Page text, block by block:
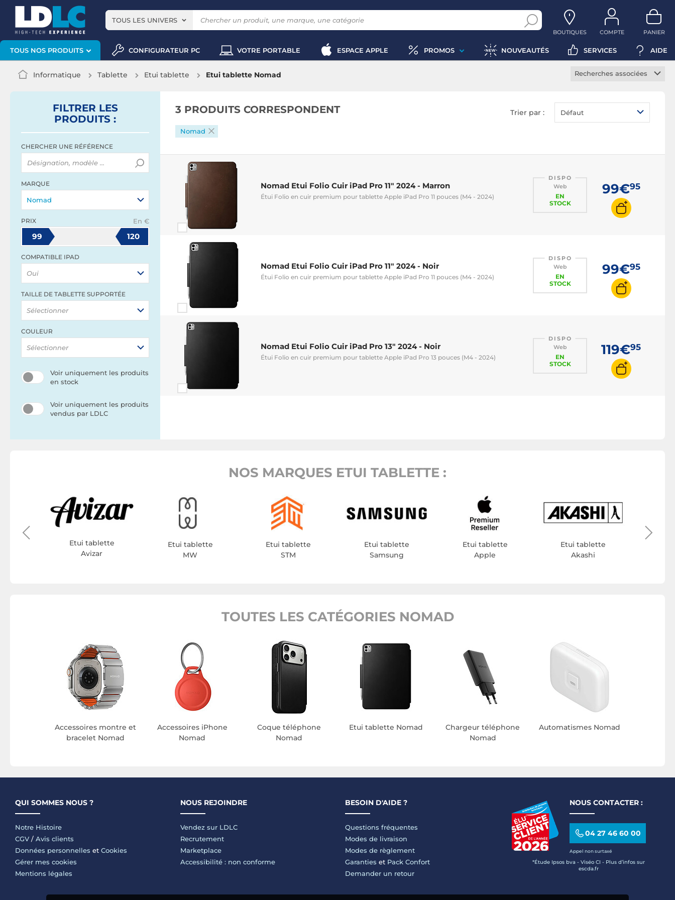
TOUS LES UNIVERS
BOUTIQUES COMPTE PANIER
TOUS NOS PRODUITS CONFIGURATEUR PC VOTRE PORTABLE ESPACE APPLE PROMOS NOUVEAUTÉS SERVICES AIDE
Informatique Tablette Etui tablette Etui tablette Nomad
Recherches associées
Etui clavier tablette
Protection tablette
FILTRER LES
PRODUITS :
CHERCHER UNE RÉFÉRENCE
MARQUE
Nomad
PRIX En €
99 120
COMPATIBLE IPAD
Oui
TAILLE DE TABLETTE SUPPORTÉE
Sélectionner
COULEUR
Sélectionner
Voir uniquement les produits
en stock
Voir uniquement les produits
vendus par LDLC
3 PRODUITS CORRESPONDENT Trier par : Défaut
Nomad
Nomad Etui Folio Cuir iPad Pro 11" 2024 - Marron
Étui Folio en cuir premium pour tablette Apple iPad Pro 11 pouces (M4 - 2024)
DISPO
Web
EN
STOCK
99€95
Nomad Etui Folio Cuir iPad Pro 11" 2024 - Noir
Étui Folio en cuir premium pour tablette Apple iPad Pro 11 pouces (M4 - 2024)
DISPO
Web
EN
STOCK
99€95
Nomad Etui Folio Cuir iPad Pro 13" 2024 - Noir
Étui Folio en cuir premium pour tablette Apple iPad Pro 13 pouces (M4 - 2024)
DISPO
Web
EN
STOCK
119€95
NOS MARQUES ETUI TABLETTE :
Etui tablette
Avizar
Etui tablette
MW
Etui tablette
STM
Etui tablette
Samsung
Etui tablette
Apple
Etui tablette
Akashi
TOUTES LES CATÉGORIES NOMAD
Accessoires montre et
bracelet Nomad
Accessoires iPhone
Nomad
Coque téléphone
Nomad
Etui tablette Nomad
Chargeur téléphone
Nomad
Automatismes Nomad
QUI SOMMES NOUS ?
Notre Histoire
CGV / Avis clients
Données personnelles et Cookies
Gérer mes cookies
Mentions légales
NOUS REJOINDRE
Vendez sur LDLC
Recrutement
Marketplace
Accessibilité : non conforme
BESOIN D'AIDE ?
Questions fréquentes
Modes de livraison
Modes de règlement
Garanties et Pack Confort
Demander un retour
NOUS CONTACTER :
04 27 46 60 00
Appel non surtaxé
*Étude Ipsos bva - Viséo CI - Plus d’infos sur
escda.fr